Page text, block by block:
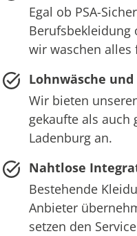
Egal ob PSA-
Berufsbekleidung
wir waschen alles
Lohnwäsche
Wir bieten
gekaufte als auch
Ladenburg an.
Nahtlose
Bestehende
Anbieter
setzen den